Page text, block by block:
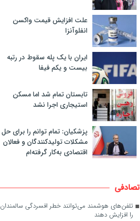
علت افزایش قیمت واکسن
انفلوآنزا
ایران با یک پله سقوط در رتبه
بیست و یکم فیفا
تابستان تمام شد اما مسکن
استیجاری اجرا نشد
پزشکیان: تمام توانم را برای حل
مشکلات تولیدکنندگان و فعالان
اقتصادی به‌کار گرفته‌ام
تصادفی
تلفن‌های هوشمند می‌توانند خطر افسردگی سالمندان
را افزایش دهند